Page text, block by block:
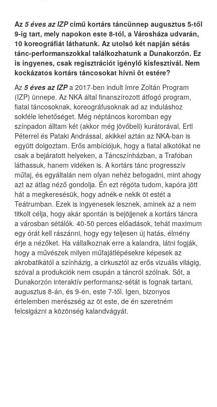
Az 5 éves az IZPcímű kortárs táncünnep augusztus 5-től
9-ig tart, mely napokon este 8-tól, a Városháza udvarán,
10 koreográfiát láthatunk. Az utolsó két napján sétás
tánc-performanszokkal találkozhatunk a Dunakorzón. Ez
is ingyenes, csak regisztrációt igénylő kisfesztivál. Nem
kockázatos kortárs táncosokat hívni öt estére?
Az 5 éves az IZPa 2017-ben indult Imre Zoltán Program
(IZP) ünnepe. Az NKA által finanszírozott átfogó program,
fiatal táncosoknak, koreográfusoknak ad az induláshoz
sokféle lehetőséget. Még néptáncos koromban egy
színpadon álltam két (akkor még jövőbeli) kurátorával, Ertl
Péterrel és Pataki Andrással, akikkel aztán az NKA-ban is
együtt dolgoztam. Erős ambíciójuk, hogy a fiatal alkotókat ne
csak a bejáratott helyeken, a Táncszínházban, a Trafóban
láthassuk, hanem vidéken is. A kortárs tánc progresszív
műfaj, és egyáltalán nem olyan nehéz befogadni, mint ahogy
azt az átlag néző gondolja. Én ezt régóta tudom, kapóra jött
hát a megkeresésük, hogy adnék-e nekik öt estét a
Teátrumban. Ezek is ingyenesek lesznek, aminek az a nem
titkolt célja, hogy akár spontán is bejöjjenek a kortárs táncra
a városban sétálók. 40-50 perces előadások, tehát maximum
egy órát kell rászánni, hogy egy teljesen új hatás, élmény
érje a nézőket. Ha vállalkoznak erre a kalandra, látni fogják,
hogy a művészek milyen műfajátlépésekre képesek az
akrobatikától a színházig, a cirkusztól az erős vizuális világig,
szóval a produkciók nem csupán a táncról szólnak. Sőt, a
Dunakorzón interaktív performansz-sétát is fognak tartani,
augusztus 8-án, és 9-én, este 7-től. Igen, bizonyos
értelemben merészség az öt este, de én szeretném
felcsigázni a közönség kalandvágyát.